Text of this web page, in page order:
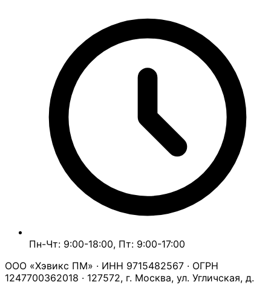
Пн-Чт: 9:00-18:00, Пт: 9:00-17:00
ООО «Хэвикс ПМ» · ИНН 9715482567 · ОГРН
1247700362018 · 127572, г. Москва, ул. Угличская, д.